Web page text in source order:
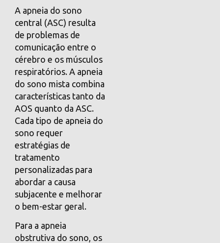
A apneia do sono
central (ASC) resulta
de problemas de
comunicação entre o
cérebro e os músculos
respiratórios. A apneia
do sono mista combina
características tanto da
AOS quanto da ASC.
Cada tipo de apneia do
sono requer
estratégias de
tratamento
personalizadas para
abordar a causa
subjacente e melhorar
o bem-estar geral.
Para a apneia
obstrutiva do sono, os